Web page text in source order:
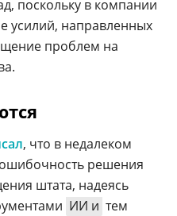
поскольку в компании
усилий, направленных
проблем на
, что в недалеком
решения
штата, надеясь
ИИ и тем